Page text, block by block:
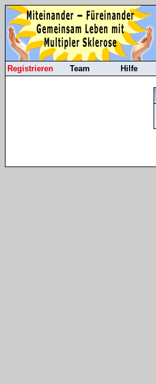
Registrieren Team Hilfe